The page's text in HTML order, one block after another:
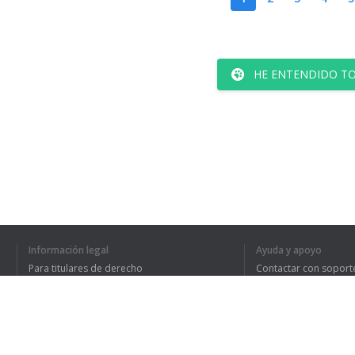
HE ENTENDIDO
Información legal
Para titulares de derecho
Ayuda y apoyo
Contactar con